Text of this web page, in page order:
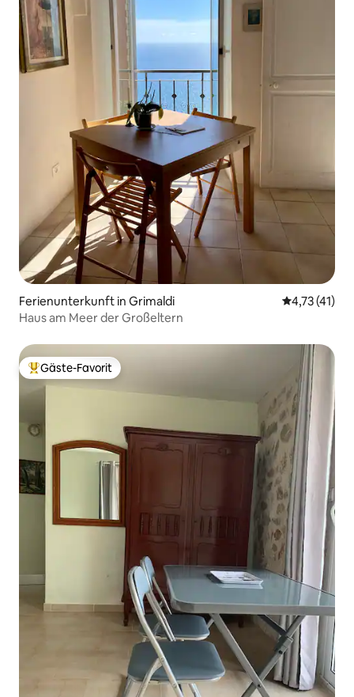
Ferienunterkunft in Grimaldi
4,73 (41)
Haus am Meer der Großeltern
Beliebter Gäste-Favorit.
Gäste-Favorit